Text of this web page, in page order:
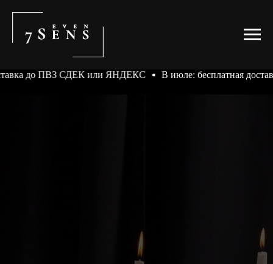
ПВЗ СДЕК или ЯНДЕКС В июле: бесплатная доставка до